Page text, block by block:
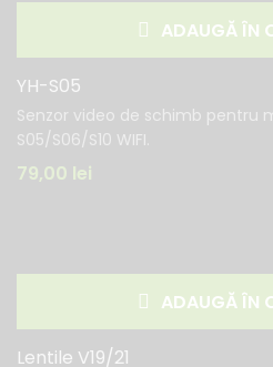
ADAUGĂ ÎN
YH-S05
Senzor video de schimb pentru
S05/S06/S10 WIFI.
79,00 lei
ADAUGĂ ÎN
Lentile V19/21